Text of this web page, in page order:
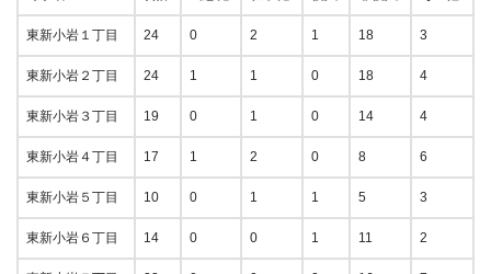
東新小岩１丁目 24 0 2 1 18 3
東新小岩２丁目 24 1 1 0 18 4
東新小岩３丁目 19 0 1 0 14 4
東新小岩４丁目 17 1 2 0 8 6
東新小岩５丁目 10 0 1 1 5 3
東新小岩６丁目 14 0 0 1 11 2